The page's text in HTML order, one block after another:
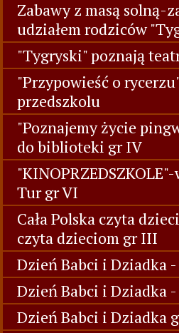
Zabawy z masą solną-
udziałem rodziców
"Tygryski" poznają
"Przypowieść o
przedszkolu
"Poznajemy życie
do biblioteki gr IV
Tur gr VI
Cała Polska czyta
czyta dzieciom gr III
Dzień Babci i Dziadka
Dzień Babci i Dziadka
Dzień Babci i Dziadka